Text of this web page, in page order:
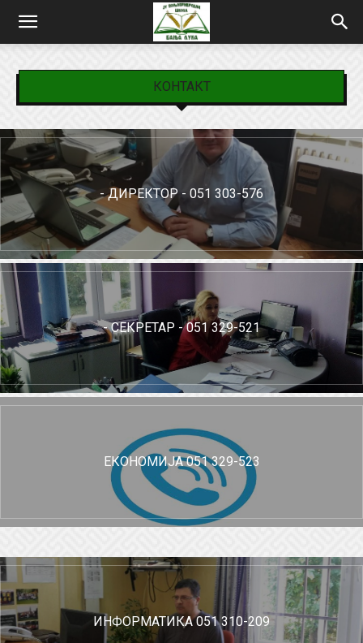
КОНТАКТ
- ДИРЕКТОР - 051 303-576
- СЕКРЕТАР - 051 329-521
ЕКОНОМИЈА 051 329-523
ИНФОРМАТИКА 051 310-209